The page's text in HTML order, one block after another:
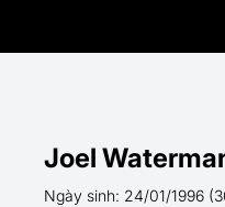
Joel
Ngày sinh: 24/01/1996